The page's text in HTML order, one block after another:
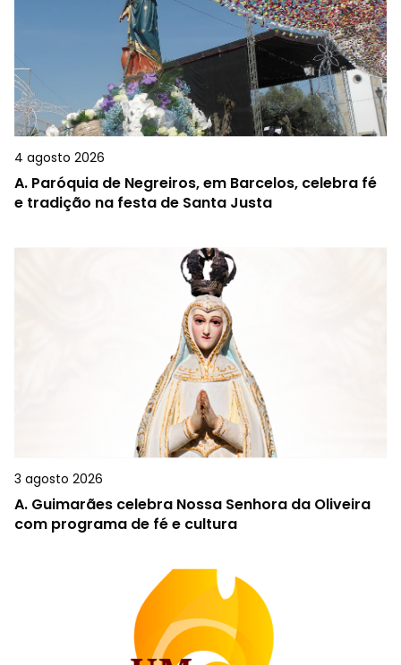
4 agosto 2026
A. Paróquia de Negreiros, em Barcelos, celebra fé
e tradição na festa de Santa Justa
3 agosto 2026
A. Guimarães celebra Nossa Senhora da Oliveira
com programa de fé e cultura